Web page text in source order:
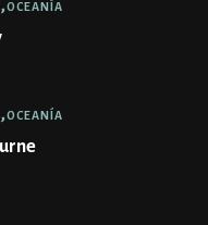
OCEANÍA
OCEANÍA